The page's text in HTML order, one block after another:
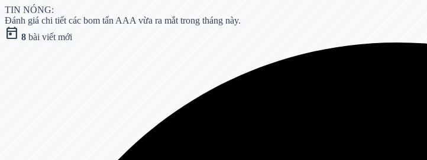
TIN NÓNG:
Đánh giá chi tiết các bom tấn AAA vừa ra mắt trong tháng này.
today 8 bài viết mới